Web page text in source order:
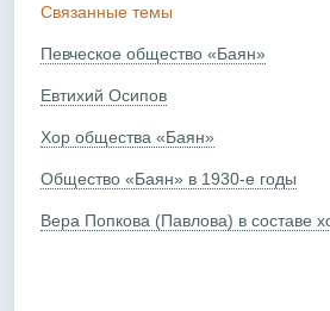
Связанные темы
Певческое общество «Баян»
Евтихий Осипов
Хор общества «Баян»
Общество «Баян» в 1930-е годы
Вера Попкова (Павлова) в составе